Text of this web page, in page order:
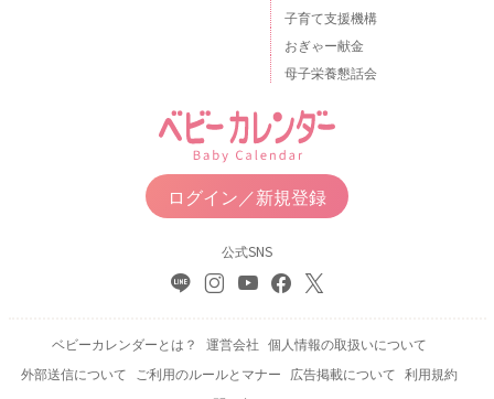
子育て支援機構
おぎゃー献金
母子栄養懇話会
ログイン／新規登録
公式SNS
ベビーカレンダーとは？ 運営会社 個人情報の取扱いについて
外部送信について ご利用のルールとマナー 広告掲載について 利用規約